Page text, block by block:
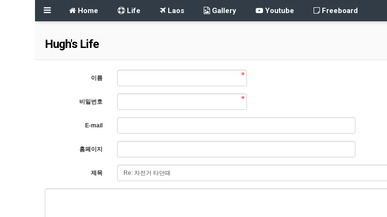
Home Life Laos Gallery Youtube Freeboard
Hugh's Life
이름
비밀번호
E-mail
홈페이지
제목